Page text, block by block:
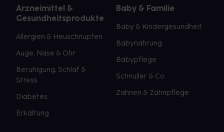
Arzneimittel &
Gesundheitsprodukte
Allergien & Heuschnupfen
Auge, Nase & Ohr
Beruhigung, Schlaf &
Stress
Diabetes
Erkältung
Baby & Familie
Baby & Kindergesundheit
Babynahrung
Babypflege
Schnuller & Co.
Zahnen & Zahnpflege